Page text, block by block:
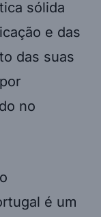
sólida
e das
das suas
no
é um